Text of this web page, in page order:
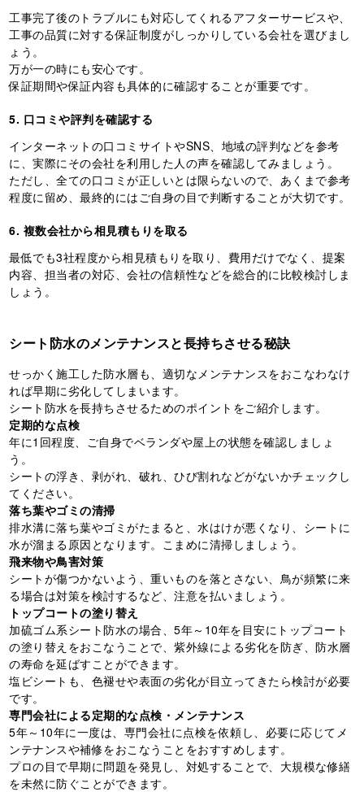
工事完了後のトラブルにも対応してくれるアフターサービスや、
工事の品質に対する保証制度がしっかりしている会社を選びまし
ょう。
万が一の時にも安心です。
保証期間や保証内容も具体的に確認することが重要です。
5. 口コミや評判を確認する
インターネットの口コミサイトやSNS、地域の評判などを参考
に、実際にその会社を利用した人の声を確認してみましょう。
ただし、全ての口コミが正しいとは限らないので、あくまで参考
程度に留め、最終的にはご自身の目で判断することが大切です。
6. 複数会社から相見積もりを取る
最低でも3社程度から相見積もりを取り、費用だけでなく、提案
内容、担当者の対応、会社の信頼性などを総合的に比較検討しま
しょう。
シート防水のメンテナンスと長持ちさせる秘訣
せっかく施工した防水層も、適切なメンテナンスをおこなわなけ
れば早期に劣化してしまいます。
シート防水を長持ちさせるためのポイントをご紹介します。
定期的な点検
年に1回程度、ご自身でベランダや屋上の状態を確認しましょ
う。
シートの浮き、剥がれ、破れ、ひび割れなどがないかチェックし
てください。
落ち葉やゴミの清掃
排水溝に落ち葉やゴミがたまると、水はけが悪くなり、シートに
水が溜まる原因となります。こまめに清掃しましょう。
飛来物や鳥害対策
シートが傷つかないよう、重いものを落とさない、鳥が頻繁に来
る場合は対策を検討するなど、注意を払いましょう。
トップコートの塗り替え
加硫ゴム系シート防水の場合、5年～10年を目安にトップコート
の塗り替えをおこなうことで、紫外線による劣化を防ぎ、防水層
の寿命を延ばすことができます。
塩ビシートも、色褪せや表面の劣化が目立ってきたら検討が必要
です。
専門会社による定期的な点検・メンテナンス
5年～10年に一度は、専門会社に点検を依頼し、必要に応じてメ
ンテナンスや補修をおこなうことをおすすめします。
プロの目で早期に問題を発見し、対処することで、大規模な修繕
を未然に防ぐことができます。